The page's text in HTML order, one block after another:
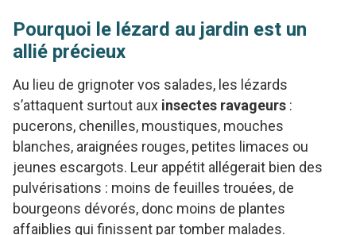
Pourquoi le lézard au jardin est un
allié précieux
Au lieu de grignoter vos salades, les lézards
s’attaquent surtout aux insectes ravageurs :
pucerons, chenilles, moustiques, mouches
blanches, araignées rouges, petites limaces ou
jeunes escargots. Leur appétit allégerait bien des
pulvérisations : moins de feuilles trouées, de
bourgeons dévorés, donc moins de plantes
affaiblies qui finissent par tomber malades.